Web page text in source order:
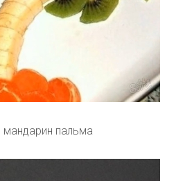
мандарин пальма